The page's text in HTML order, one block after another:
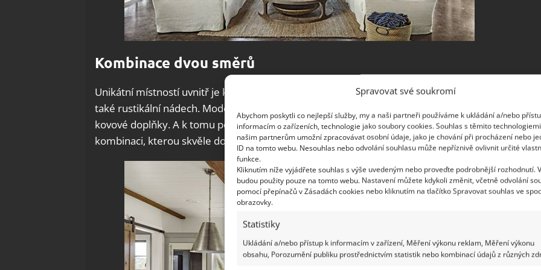
Spravovat své soukromí
Abychom poskytli co nejlepší služby, my a naši partneři používáme k ukládání a/nebo
informacím o zařízeních, technologie jako soubory cookies. Souhlas s těmito
našim partnerům umožní zpracovávat osobní údaje, jako je chování při procházení nebo
ID na tomto webu. Nesouhlas nebo odvolání souhlasu může nepříznivě ovlivnit určité
funkce.
Kliknutím níže vyjádřete souhlas s výše uvedeným nebo proveďte podrobnější rozhodnutí.
budou použity pouze na tomto webu. Nastavení můžete kdykoli změnit, včetně odvolání
pomocí přepínačů v Zásadách cookies nebo kliknutím na tlačítko Spravovat souhlas ve
obrazovky.
Statistiky
Ukládání a/nebo přístup k informacím v zařízení, Měření výkonu reklam, Měření výkonu
obsahu, Porozumění publiku prostřednictvím statistik nebo kombinací údajů z různých
Kombinace dvou směrů
Unikátní místností uvnitř je kuchyně, která ukazuje, jak se dá kombinovat moderní a
také rustikální nádech. Moderní spotřebiče, ale i staré dřevo, stejně jako mramor či
kovové doplňky. A k tomu pořádná dávka praktičnosti. Toto dohromady vytváří unikátní
kombinaci, kterou skvěle dotvářejí také velká okna, která přinášejí mnoho světla.